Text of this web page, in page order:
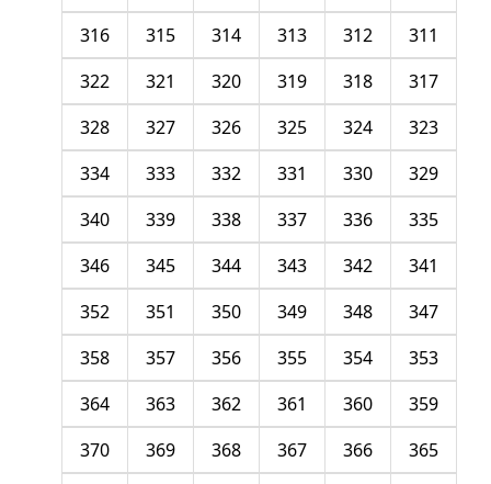
311
312
313
314
315
316
317
318
319
320
321
322
323
324
325
326
327
328
329
330
331
332
333
334
335
336
337
338
339
340
341
342
343
344
345
346
347
348
349
350
351
352
353
354
355
356
357
358
359
360
361
362
363
364
365
366
367
368
369
370